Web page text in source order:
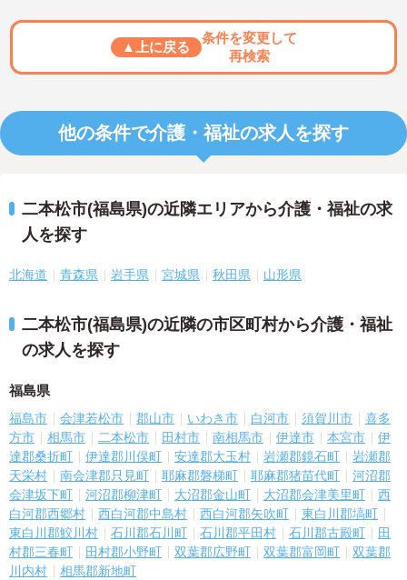
▲上に戻る
条件を変更して
再検索
他の条件で介護・福祉の求人を探す
二本松市(福島県)の近隣エリアから介護・福祉の求
人を探す
北海道 青森県 岩手県 宮城県 秋田県 山形県
二本松市(福島県)の近隣の市区町村から介護・福祉
の求人を探す
福島県
福島市 会津若松市 郡山市 いわき市 白河市 須賀川市
喜多
方市
相馬市 二本松市 田村市 南相馬市 伊達市 本宮市
伊
達郡桑折町
伊達郡川俣町 安達郡大玉村 岩瀬郡鏡石町
岩瀬郡
天栄村
南会津郡只見町 耶麻郡磐梯町 耶麻郡猪苗代町
河沼郡
会津坂下町
河沼郡柳津町 大沼郡金山町 大沼郡会津美里町
西
白河郡西郷村
西白河郡中島村 西白河郡矢吹町
東白川郡塙町
東白川郡鮫川村
石川郡石川町 石川郡平田村 石川郡古殿町
田
村郡三春町
田村郡小野町 双葉郡広野町 双葉郡富岡町
双葉郡
川内村
相馬郡新地町